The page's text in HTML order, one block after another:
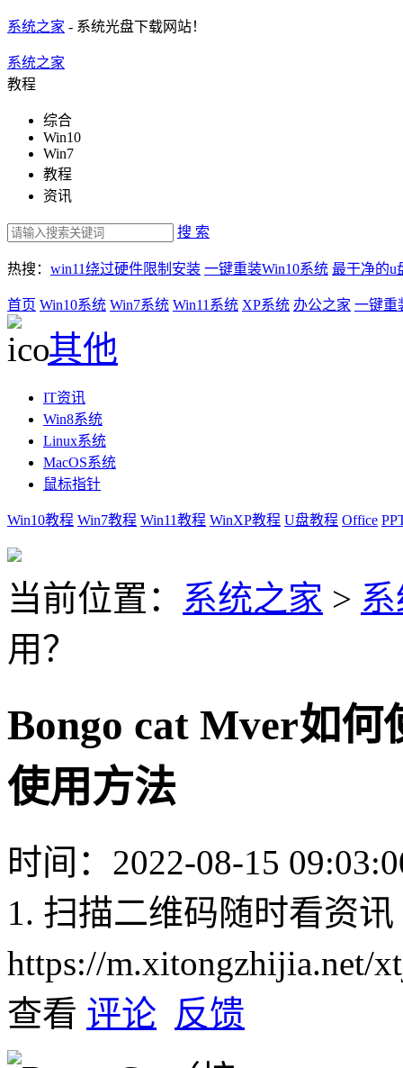
系统之家 - 系统光盘下载网站！
系统之家
教程
综合
Win10
Win7
教程
资讯
搜 索
热搜： win11绕过硬件限制安装 一键重装Win10系统 最干净的u
首页 Win10系统 Win7系统 Win11系统 XP系统 办公之家 一键重
其他
IT资讯
Win8系统
Linux系统
MacOS系统
鼠标指针
Win10教程 Win7教程 Win11教程 WinXP教程 U盘教程 Office
当前位置： 系统之家 >
用？
Bongo cat Mver如何
使用方法
时间：2022-08-15
1. 扫描二维码随时看资讯
https://m.xitongzhijia.net/
查看 评论 反馈